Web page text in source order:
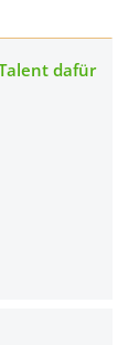
dafür